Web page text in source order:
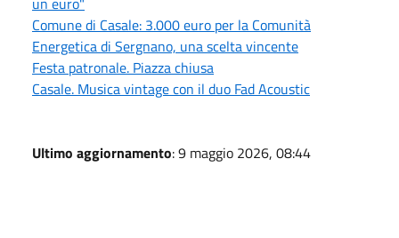
Comune di Casale: 3.000 euro per la Comunità
Energetica di Sergnano, una scelta vincente
Festa patronale. Piazza chiusa
Casale. Musica vintage con il duo Fad Acoustic
Ultimo aggiornamento: 9 maggio 2026, 08:44